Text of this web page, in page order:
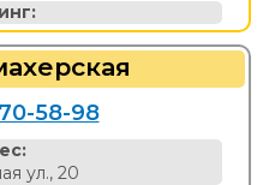
58-98
ул., 20